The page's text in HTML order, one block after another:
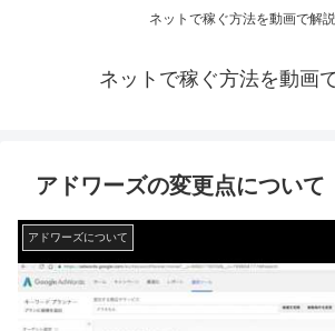
ネットで稼ぐ方法を動画で解説
ネットで稼ぐ方法を動画
アドワーズの変更点について
アドワーズについて